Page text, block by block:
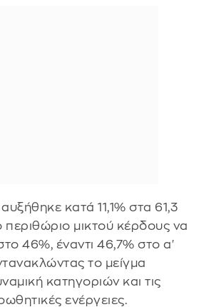
κατά 11,1% στα 61,3
περιθώριο μικτού κέρδους να
46%, έναντι 46,7% στο α'
το μείγμα
κατηγοριών και τις
ενέργειες.